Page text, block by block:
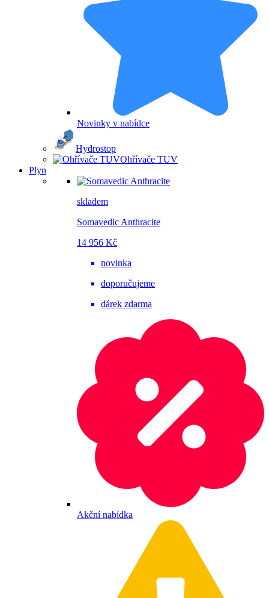
Novinky v nabídce
Hydrostop
Ohřívače TUV
Plyn
skladem
Somavedic Anthracite
14 956 Kč
novinka
doporučujeme
dárek zdarma
Akční nabídka